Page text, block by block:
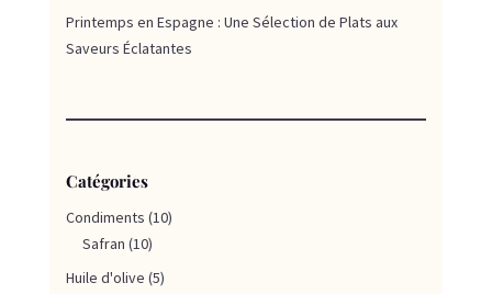
Printemps en Espagne : Une Sélection de Plats aux
Saveurs Éclatantes
Catégories
Condiments (10)
Safran (10)
Huile d'olive (5)